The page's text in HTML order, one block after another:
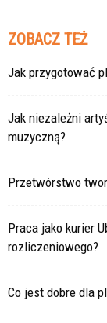
ZOBACZ TEŻ
Jak przygotować
Jak niezależni
muzyczną?
Przetwórstwo
Praca jako kurier
rozliczeniowego?
Co jest dobre dla